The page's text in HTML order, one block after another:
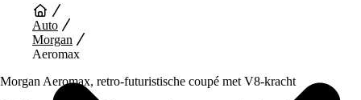
Auto
Morgan
Aeromax
Morgan Aeromax, retro-futuristische coupé met V8-kracht